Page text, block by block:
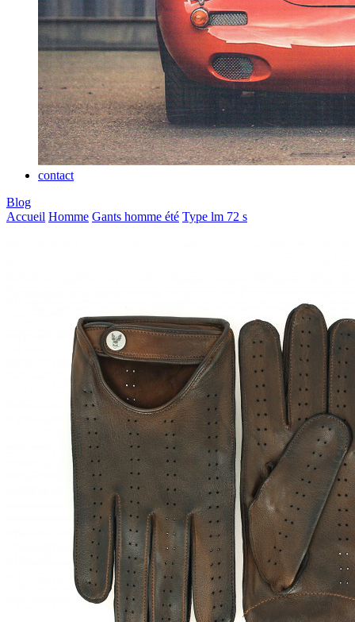
contact
Blog
Accueil Homme Gants homme été Type lm 72 s